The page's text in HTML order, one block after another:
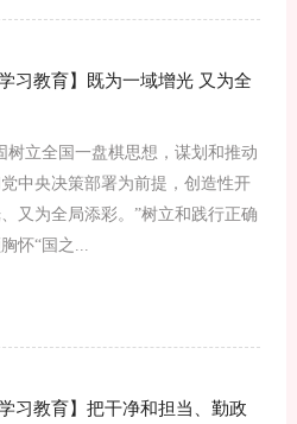
习教育】既为一域增光 又为全
树立全国一盘棋思想，谋划和推动
中央决策部署为前提，创造性开
又为全局添彩。”树立和践行正确
怀“国之...
习教育】把干净和担当、勤政